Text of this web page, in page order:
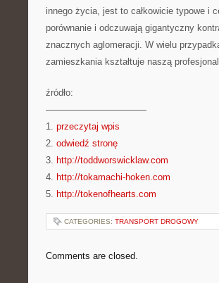
innego życia, jest to całkowicie typowe i
porównanie i odczuwają gigantyczny
znacznych aglomeracji. W wielu
zamieszkania kształtuje naszą
źródło:
———————————
1. przeczytaj wpis
2. odwiedź stronę
3. http://toddworswicklaw.com
4. http://tokamachi-hoken.com
5. http://tokenofhearts.com
CATEGORIES: TRANSPORT DROGOWY
Comments are closed.